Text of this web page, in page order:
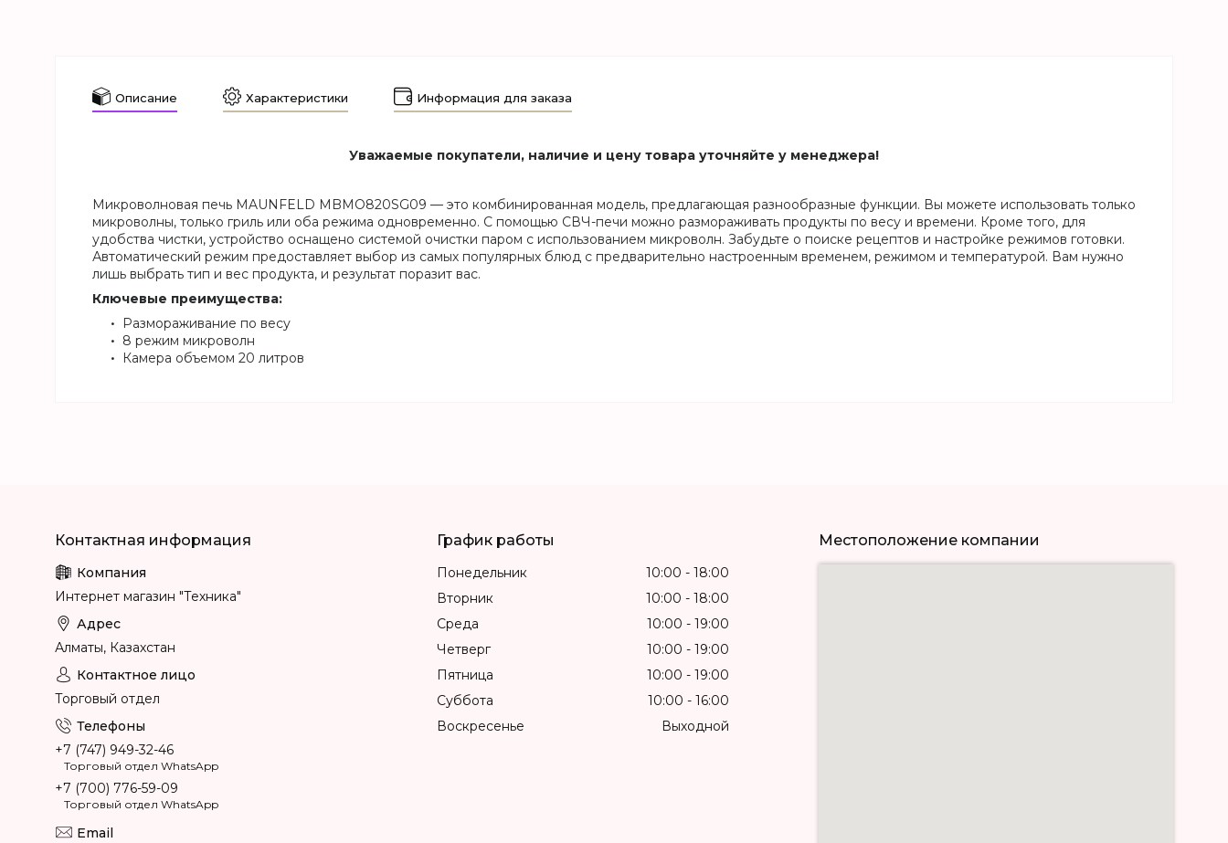
Описание Характеристики Информация для заказа
Уважаемые покупатели, наличие и цену товара уточняйте у менеджера!
Микроволновая печь MAUNFELD MBMO820SG09 — это комбинированная модель, предлагающая разнообразные функции. Вы можете использовать только
микроволны, только гриль или оба режима одновременно. С помощью СВЧ-печи можно размораживать продукты по весу и времени. Кроме того, для
удобства чистки, устройство оснащено системой очистки паром с использованием микроволн. Забудьте о поиске рецептов и настройке режимов готовки.
Автоматический режим предоставляет выбор из самых популярных блюд с предварительно настроенным временем, режимом и температурой. Вам нужно
лишь выбрать тип и вес продукта, и результат поразит вас.
Ключевые преимущества:
Размораживание по весу
8 режим микроволн
Камера объемом 20 литров
Интернет магазин "Техника"
Алматы, Казахстан
Торговый отдел
+7 (747) 949-32-46
Торговый отдел WhatsApp
+7 (700) 776-59-09
Торговый отдел WhatsApp
График работы
Понедельник 10:00
18:00
Вторник
10:00
18:00
Среда
10:00
19:00
Четверг
10:00
19:00
Пятница
10:00
19:00
Суббота
10:00
16:00
Воскресенье
Выходной
Местоположение компании